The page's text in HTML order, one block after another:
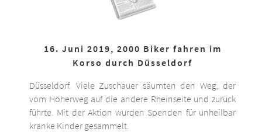
16. Juni 2019, 2000 Biker fahren im
Korso durch Düsseldorf
Düsseldorf. Viele Zuschauer säumten den Weg, der
vom Höherweg auf die andere Rheinseite und zurück
führte. Mit der Aktion wurden Spenden für unheilbar
kranke Kinder gesammelt.